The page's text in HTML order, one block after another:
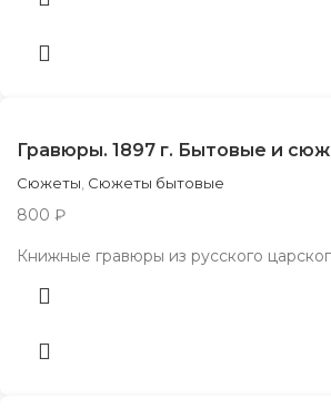
Гравюры. 1897 г. Бытовые и
Сюжеты, Сюжеты бытовые
800 ₽
Книжные гравюры из русского